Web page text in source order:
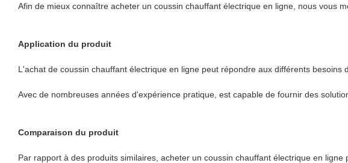
Afin de mieux connaître acheter un coussin chauffant électrique en ligne, nous vous
Application du produit
L'achat de coussin chauffant électrique en ligne peut répondre aux différents besoins
Avec de nombreuses années d'expérience pratique, est capable de fournir des
Comparaison du produit
Par rapport à des produits similaires, acheter un coussin chauffant électrique en ligne